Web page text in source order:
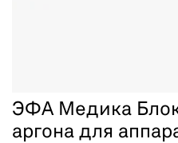
ЭФА Медика Блок
аргона для